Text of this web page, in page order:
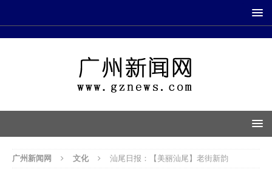
广州新闻网 文化 汕尾日报：【美丽汕尾】老街新韵